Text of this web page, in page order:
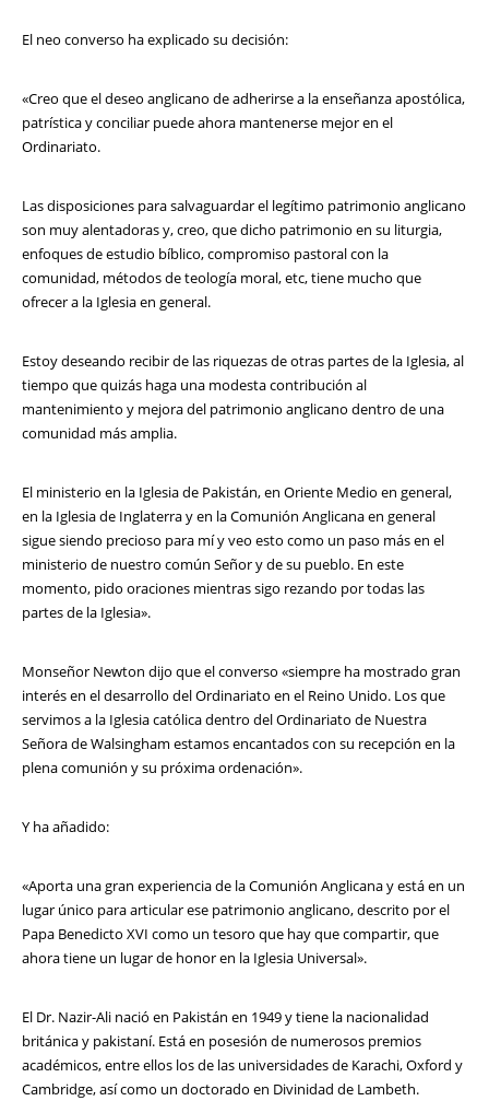
El neo converso ha explicado su decisión:
«Creo que el deseo anglicano de adherirse a la enseñanza apostólica,
patrística y conciliar puede ahora mantenerse mejor en el
Ordinariato.
Las disposiciones para salvaguardar el legítimo patrimonio anglicano
son muy alentadoras y, creo, que dicho patrimonio en su liturgia,
enfoques de estudio bíblico, compromiso pastoral con la
comunidad, métodos de teología moral, etc, tiene mucho que
ofrecer a la Iglesia en general.
Estoy deseando recibir de las riquezas de otras partes de la Iglesia, al
tiempo que quizás haga una modesta contribución al
mantenimiento y mejora del patrimonio anglicano dentro de una
comunidad más amplia.
El ministerio en la Iglesia de Pakistán, en Oriente Medio en general,
en la Iglesia de Inglaterra y en la Comunión Anglicana en general
sigue siendo precioso para mí y veo esto como un paso más en el
ministerio de nuestro común Señor y de su pueblo. En este
momento, pido oraciones mientras sigo rezando por todas las
partes de la Iglesia».
Monseñor Newton dijo que el converso «siempre ha mostrado gran
interés en el desarrollo del Ordinariato en el Reino Unido. Los que
servimos a la Iglesia católica dentro del Ordinariato de Nuestra
Señora de Walsingham estamos encantados con su recepción en la
plena comunión y su próxima ordenación».
Y ha añadido:
«Aporta una gran experiencia de la Comunión Anglicana y está en un
lugar único para articular ese patrimonio anglicano, descrito por el
Papa Benedicto XVI como un tesoro que hay que compartir, que
ahora tiene un lugar de honor en la Iglesia Universal».
El Dr. Nazir-Ali nació en Pakistán en 1949 y tiene la nacionalidad
británica y pakistaní. Está en posesión de numerosos premios
académicos, entre ellos los de las universidades de Karachi, Oxford y
Cambridge, así como un doctorado en Divinidad de Lambeth.